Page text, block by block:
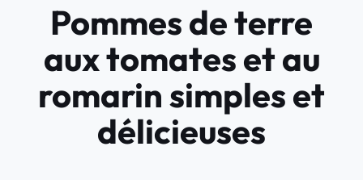
Pommes de terre
aux tomates et au
romarin simples et
délicieuses